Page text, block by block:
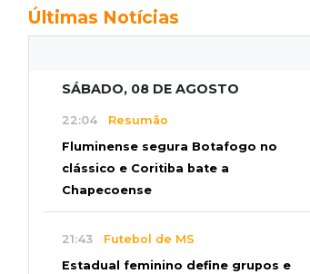
Últimas Notícias
SÁBADO, 08 DE AGOSTO
22:04 Resumão
Fluminense segura Botafogo no
clássico e Coritiba bate a
Chapecoense
21:43 Futebol de MS
Estadual feminino define grupos e